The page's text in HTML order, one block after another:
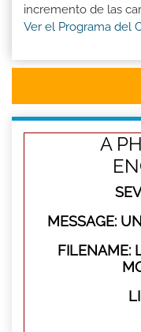
incremento de las
Ver el Programa del
A
MESSAGE:
FILENAME: